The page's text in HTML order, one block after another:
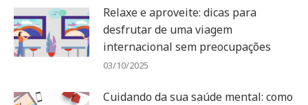
Relaxe e aproveite: dicas para
desfrutar de uma viagem
internacional sem preocupações
03/10/2025
Cuidando da sua saúde mental: como